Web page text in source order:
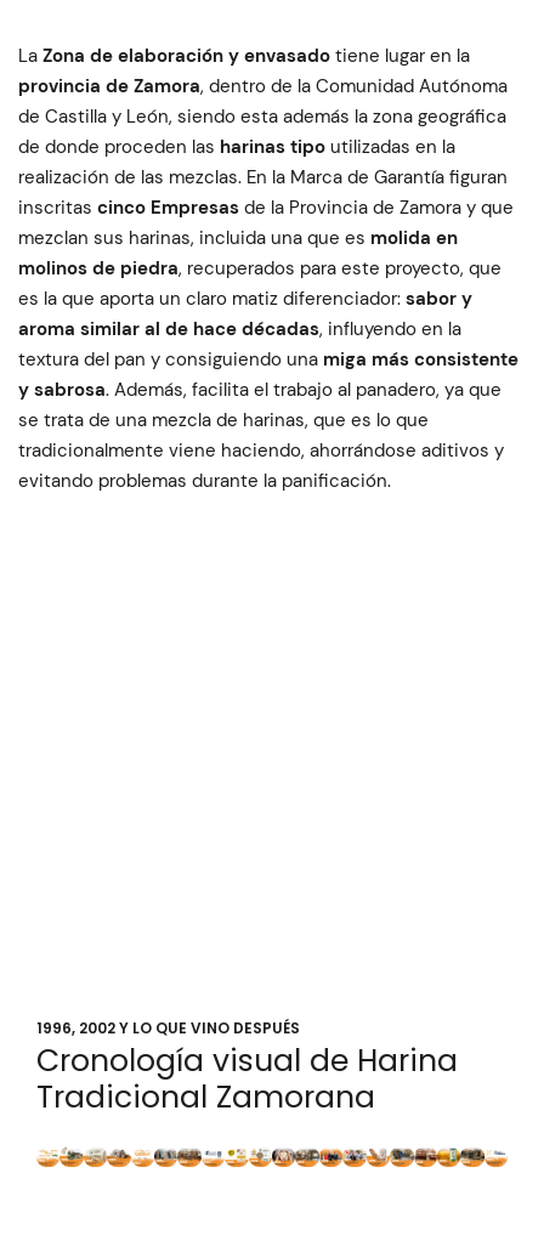
La Zona de elaboración y envasado tiene lugar en la
provincia de Zamora, dentro de la Comunidad Autónoma
de Castilla y León, siendo esta además la zona geográfica
de donde proceden las harinas tipo utilizadas en la
realización de las mezclas. En la Marca de Garantía figuran
inscritas cinco Empresas de la Provincia de Zamora y que
mezclan sus harinas, incluida una que es molida en
molinos de piedra, recuperados para este proyecto, que
es la que aporta un claro matiz diferenciador: sabor y
aroma similar al de hace décadas, influyendo en la
textura del pan y consiguiendo una miga más consistente
y sabrosa. Además, facilita el trabajo al panadero, ya que
se trata de una mezcla de harinas, que es lo que
tradicionalmente viene haciendo, ahorrándose aditivos y
evitando problemas durante la panificación.
1996, 2002 Y LO QUE VINO DESPUÉS
Cronología visual de Harina
Tradicional Zamorana